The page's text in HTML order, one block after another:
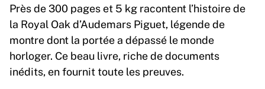
Près de 300 pages et 5 kg racontent l’histoire de
la Royal Oak d’Audemars Piguet, légende de
montre dont la portée a dépassé le monde
horloger. Ce beau livre, riche de documents
inédits, en fournit toute les preuves.